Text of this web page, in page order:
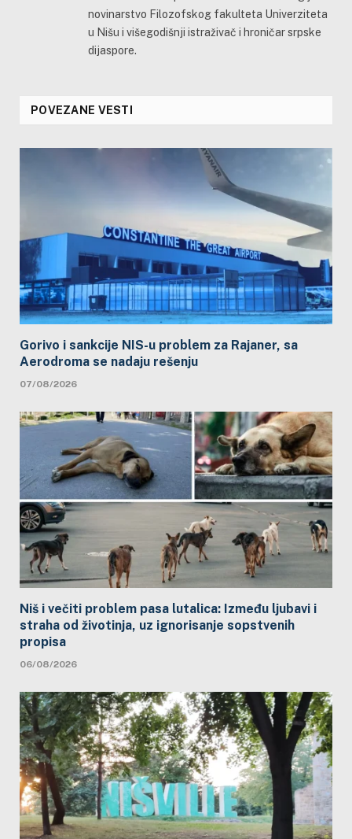
novinarstvo Filozofskog fakulteta Univerziteta
u Nišu i višegodišnji istraživač i hroničar srpske
dijaspore.
POVEZANE VESTI
Gorivo i sankcije NIS-u problem za Rajaner, sa
Aerodroma se nadaju rešenju
07/08/2026
Niš i večiti problem pasa lutalica: Između ljubavi i
straha od životinja, uz ignorisanje sopstvenih
propisa
06/08/2026